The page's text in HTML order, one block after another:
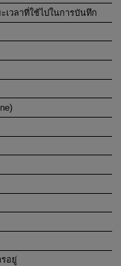
เวลาที่ใช้ไปในการบันทึก
อยู่